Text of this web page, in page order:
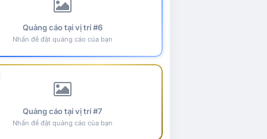
Quảng cáo tại vị trí #6
Nhấn để đặt quảng cáo của bạn
Quảng cáo tại vị trí #7
Nhấn để đặt quảng cáo của bạn